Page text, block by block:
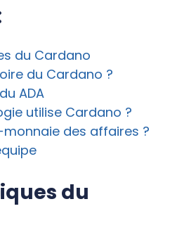
du Cardano
du Cardano ?
ADA
utilise Cardano ?
des affaires ?
du